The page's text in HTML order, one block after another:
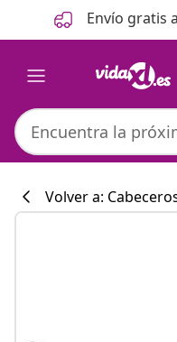
Anterior
Siguiente Envío gratis
Volver a: